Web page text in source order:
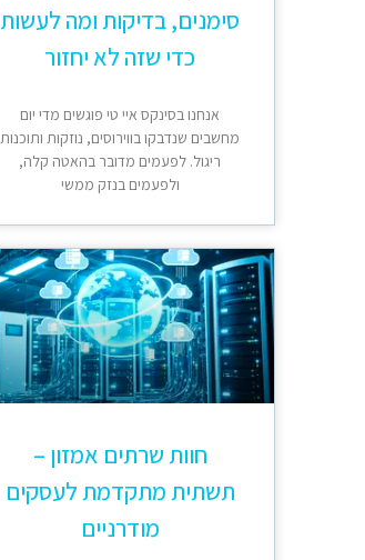
סימנים, בדיקות ומה לעשות
כדי שזה לא יחזור
אנחנו בסינקס איי טי פוגשים מדי יום
מחשבים שנדבקו בווירוסים, נוזקות ותוכנות
ריגול. לפעמים מדובר בהאטה קלה,
ולפעמים בנזק ממשי
חוות שרתים אמזון –
תשתית מתקדמת לעסקים
מודרניים